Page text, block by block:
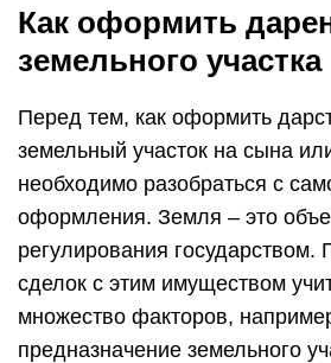
Как оформить
земельного участка
Перед тем, как оформить
земельный участок на сына
необходимо разобраться с
оформления. Земля – это
регулирования
сделок с этим имуществом
множество факторов,
предназначение земельного